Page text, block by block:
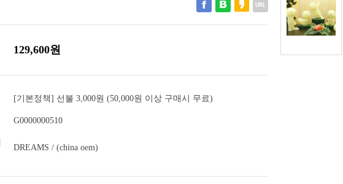
129,600원
[기본정책] 선불 3,000원 (50,000원 이상 구매시 무료)
G0000000510
DREAMS / (china oem)